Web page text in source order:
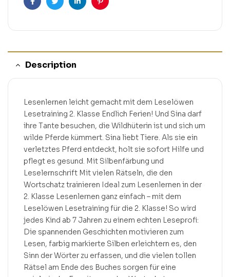
FacebookTwitterLinkedinPinterest
Description
Lesenlernen leicht gemacht mit dem Leselöwen
Lesetraining 2. Klasse Endlich Ferien! Und Sina darf
ihre Tante besuchen, die Wildhüterin ist und sich um
wilde Pferde kümmert. Sina liebt Tiere. Als sie ein
verletztes Pferd entdeckt, holt sie sofort Hilfe und
pflegt es gesund. Mit Silbenfärbung und
Leselernschrift Mit vielen Rätseln, die den
Wortschatz trainieren Ideal zum Lesenlernen in der
2. Klasse Lesenlernen ganz einfach – mit dem
Leselöwen Lesetraining für die 2. Klasse! So wird
jedes Kind ab 7 Jahren zu einem echten Leseprofi:
Die spannenden Geschichten motivieren zum
Lesen, farbig markierte Silben erleichtern es, den
Sinn der Wörter zu erfassen, und die vielen tollen
Rätsel am Ende des Buches sorgen für eine